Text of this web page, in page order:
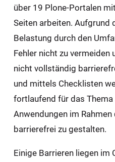
über 19 Plone-Portalen
Seiten arbeiten. Aufgrund
Belastung durch den
Fehler nicht zu vermeiden
nicht vollständig
und mittels Checklisten
fortlaufend für das
Anwendungen im
barrierefrei zu gestalten.
Einige Barrieren liegen im